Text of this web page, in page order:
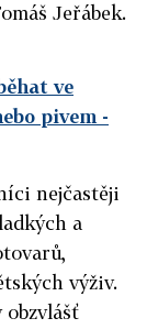
Jeřábek.
ve
pivem -
nejčastěji
a
výživ.